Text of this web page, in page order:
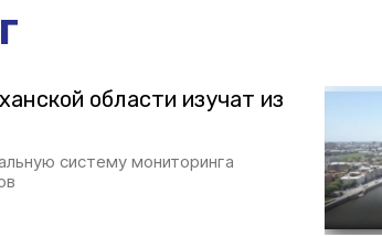
области изучат из
систему мониторинга